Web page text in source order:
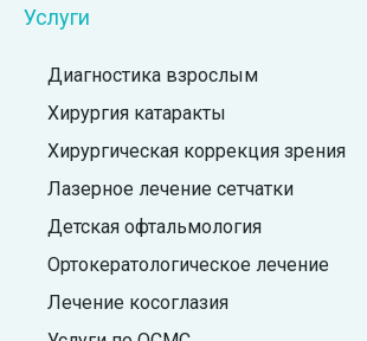
Услуги
Диагностика взрослым
Хирургия катаракты
Хирургическая коррекция зрения
Лазерное лечение сетчатки
Детская офтальмология
Ортокератологическое лечение
Лечение косоглазия